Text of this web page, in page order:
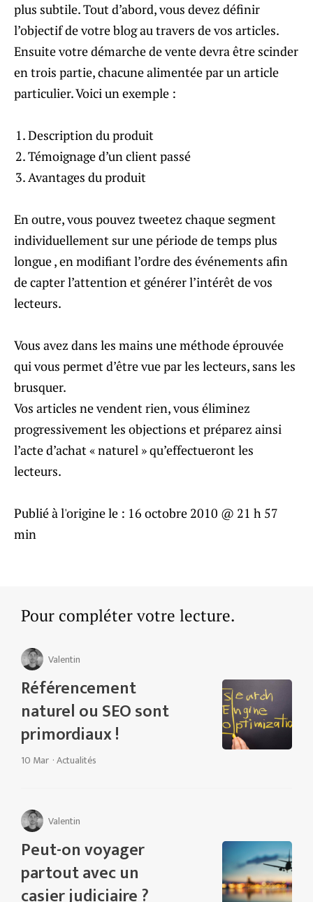
plus subtile. Tout d’abord, vous devez définir
l’objectif de votre blog au travers de vos articles.
Ensuite votre démarche de vente devra être scinder
en trois partie, chacune alimentée par un article
particulier. Voici un exemple :
Description du produit
Témoignage d’un client passé
Avantages du produit
En outre, vous pouvez tweetez chaque segment
individuellement sur une période de temps plus
longue , en modifiant l’ordre des événements afin
de capter l’attention et générer l’intérêt de vos
lecteurs.
Vous avez dans les mains une méthode éprouvée
qui vous permet d’être vue par les lecteurs, sans les
brusquer.
Vos articles ne vendent rien, vous éliminez
progressivement les objections et préparez ainsi
l’acte d’achat « naturel » qu’effectueront les
lecteurs.
Publié à l'origine le : 16 octobre 2010 @ 21 h 57
min
Pour compléter votre lecture.
Valentin
Référencement
naturel ou SEO sont
primordiaux !
10 Mar ·Actualités
Valentin
Peut-on voyager
partout avec un
casier judiciaire ?